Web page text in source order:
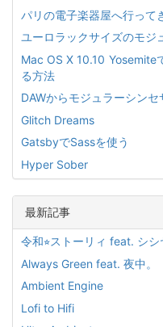
パリの電子楽器屋へ行って
ユーロラックサイズのモジ
Mac OS X 10.10 Yosemite
る方法
DAWからモジュラーシン
Glitch Dreams
GatsbyでSassを使う
Hyper Sober
最新記事
令和⭐︎ストーリィ feat. シシ
Always Green feat. 夜中。
Ambient Engine
Lofi to Hifi